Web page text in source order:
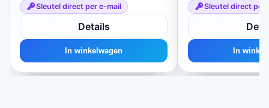
Sleutel direct per e-mail
Details
In winkelwagen
Sleutel direct per
In